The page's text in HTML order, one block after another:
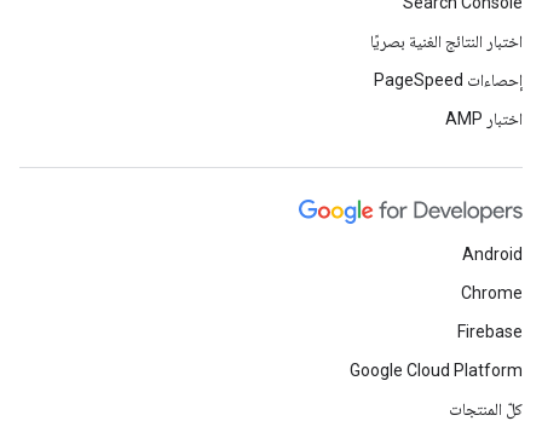
اختبار النتائج الغنية بصريًا
إحصاءات PageSpeed
اختبار AMP
Android
Chrome
Firebase
Google Cloud Platform
كلّ المنتجات